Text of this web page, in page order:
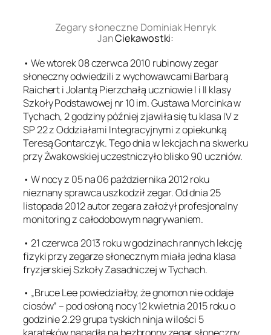
Zegary słoneczne Dominiak Henryk
JanCiekawostki:
• We wtorek 08 czerwca 2010 rubinowy zegar
słoneczny odwiedzili z wychowawcami Barbarą
Raichert i Jolantą Pierzchałą uczniowie I i II klasy
Szkoły Podstawowej nr 10 im. Gustawa Morcinka w
Tychach, 2 godziny później zjawiła się tu klasa IV z
SP 22 z Oddziałami Integracyjnymi z opiekunką
Teresą Gontarczyk. Tego dnia w lekcjach na skwerku
przy Żwakowskiej uczestniczyło blisko 90 uczniów.
• W nocy z 05 na 06 października 2012 roku
nieznany sprawca uszkodził zegar. Od dnia 25
listopada 2012 autor zegara założył profesjonalny
monitoring z całodobowym nagrywaniem.
• 21 czerwca 2013 roku w godzinach rannych lekcję
fizyki przy zegarze słonecznym miała jedna klasa
fryzjerskiej Szkoły Zasadniczej w Tychach.
• „Bruce Lee powiedziałby, że gnomon nie oddaje
ciosów” – pod osłoną nocy 12 kwietnia 2015 roku o
godzinie 2.29 grupa tyskich ninja w ilości 5